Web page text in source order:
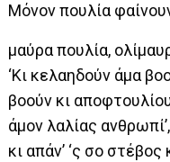
Μόνον πουλία
μαύρα πουλία,
‘Κι κελαηδούν άμα
βοούν κι
άμον λαλίας
κι απάν’ ‘ς σο στέβος